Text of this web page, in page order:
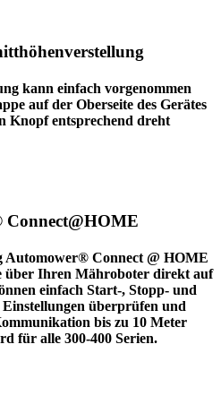
kann einfach vorgenommen
auf der Oberseite des Gerätes
Knopf entsprechend dreht
Connect @ HOME
über Ihren Mähroboter direkt auf
einfach Start-, Stopp- und
Einstellungen überprüfen und
bis zu 10 Meter
für alle 300-400 Serien.